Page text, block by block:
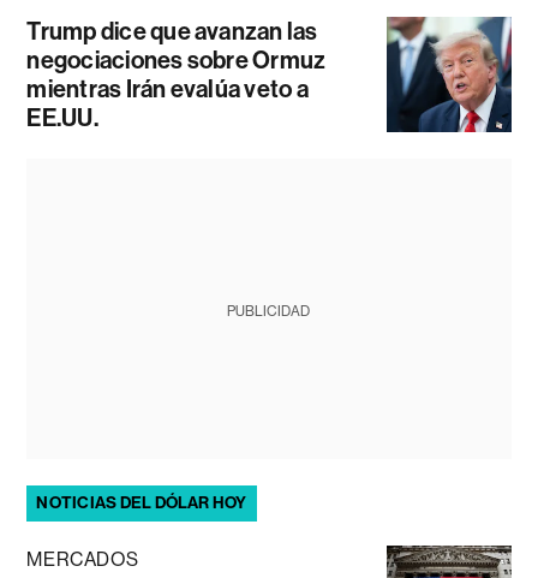
Trump dice que avanzan las
negociaciones sobre Ormuz
mientras Irán evalúa veto a
EE.UU.
PUBLICIDAD
NOTICIAS DEL DÓLAR HOY
MERCADOS